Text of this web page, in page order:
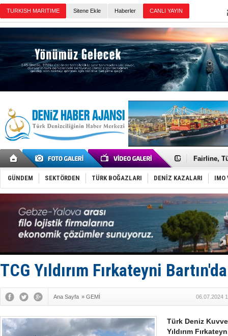
TURKISH MARITIME Sitene Ekle Haberler CANLI YAYIN
Deniz
Fairline,
Baltık
Runit
Dünyanın
Türk
Hüseyin
Hat-San
Med
Tekne, su
Dışişleri
GÜNDEM SEKTÖRDEN TÜRK BOĞAZLARI DENİZ KAZALARI IMO
TCG Yıldırım Fırkateyni
Ana Sayfa » GEMİ 06.07.2024
Türk Deniz
Yıldırım